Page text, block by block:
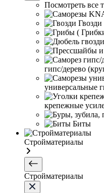
Посмотреть все
Гвозди
гипс/дерево
универсальные
крепежные
Биты
Стройматериалы
Стройматериалы